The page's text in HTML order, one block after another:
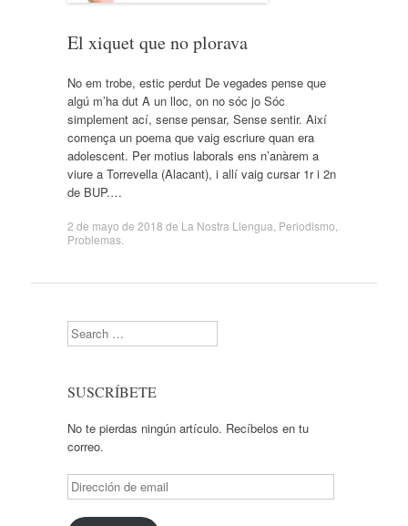
El xiquet que no plorava
No em trobe, estic perdut De vegades pense que
algú m’ha dut A un lloc, on no sóc jo Sóc
simplement ací, sense pensar, Sense sentir. Així
comença un poema que vaig escriure quan era
adolescent. Per motius laborals ens n’anàrem a
viure a Torrevella (Alacant), i allí vaig cursar 1r i 2n
de BUP.…
2 de mayo de 2018 de La Nostra Llengua Periodismo
Problemas.
Search
SUSCRÍBETE
No te pierdas ningún artículo. Recíbelos en tu
correo.
Dirección
de
email